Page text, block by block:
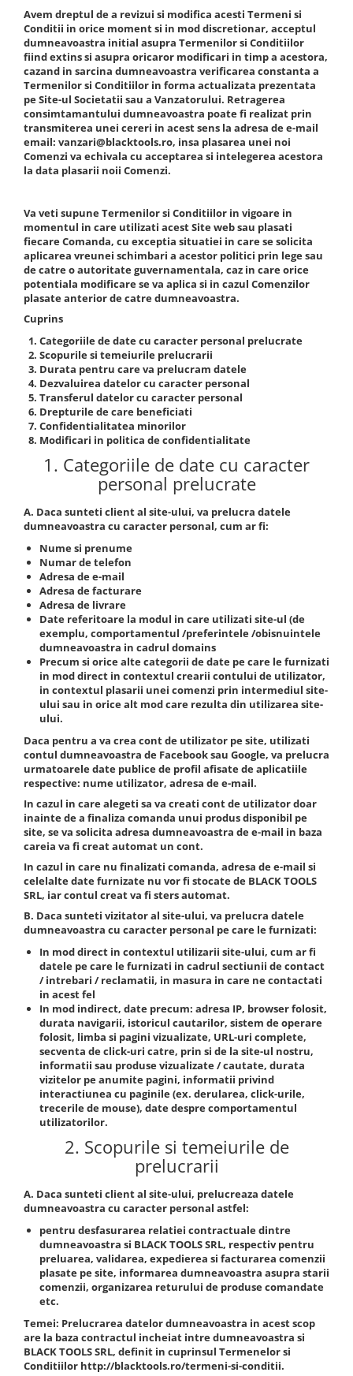
Tig-Wig
Pompe si Cilindri Hidraulici
Prese pentru arcuri
Redresoare,Roboti Pornire,Cabluri
Curent
Schimb ulei
Accesorii schimb ulei
Chei buson baie ulei
Scule Ajutatoare
Scule De Mana si Unelte
Aparate de nituit si capsat
Burghie
Capsatoare tapiterie
Chei de Forta
Chei Dinamometrice
Ciocane Dalti si Dornuri
Gresoare
Reparat Filete
Scule Electrice
Aeroterme si Incalzitoare
Aparate de spalat cu presiune
Lampi si Lanterne
Masini de insurubat si gaurit
Masini de polishat
Pistoale aer cald
Pistoale de lipit
Pistoale electrice de impact
Polizoare unghiulare
Rindele
Slefuitoare electrice
Scule fixare distributie
Audi
Bmw
Chevrolet
Chrysler
Citroen
Dacia
Fiat
Ford
Jaguar
Jeep
Lancia
Land Rover
Mazda
Mercedes
Nissan
Peugeot
Renault
Skoda
Universale
Volkswagen
Scule pentru tinichigerie
Scule Pneumatice
Accesorii Pneumatice
Avem dreptul de a revizui si modifica acesti Termeni si
Conditii in orice moment si in mod discretionar, acceptul
dumneavoastra initial asupra Termenilor si Conditiilor
fiind extins si asupra oricaror modificari in timp a acestora,
cazand in sarcina dumneavoastra verificarea constanta a
Termenilor si Conditiilor in forma actualizata prezentata
pe Site-ul Societatii sau a Vanzatorului. Retragerea
consimtamantului dumneavoastra poate fi realizat prin
transmiterea unei cereri in acest sens la adresa de e-mail
email: vanzari@blacktools.ro, insa plasarea unei noi
Comenzi va echivala cu acceptarea si intelegerea acestora
la data plasarii noii Comenzi.
Va veti supune Termenilor si Conditiilor in vigoare in
momentul in care utilizati acest Site web sau plasati
fiecare Comanda, cu exceptia situatiei in care se solicita
aplicarea vreunei schimbari a acestor politici prin lege sau
de catre o autoritate guvernamentala, caz in care orice
potentiala modificare se va aplica si in cazul Comenzilor
plasate anterior de catre dumneavoastra.
Cuprins
Categoriile de date cu caracter personal prelucrate
Scopurile si temeiurile prelucrarii
Durata pentru care va prelucram datele
Dezvaluirea datelor cu caracter personal
Transferul datelor cu caracter personal
Drepturile de care beneficiati
Confidentialitatea minorilor
Modificari in politica de confidentialitate
1. Categoriile de date cu caracter
personal prelucrate
A. Daca sunteti client al site-ului, va prelucra datele
dumneavoastra cu caracter personal, cum ar fi:
Nume si prenume
Numar de telefon
Adresa de e-mail
Adresa de facturare
Adresa de livrare
Date referitoare la modul in care utilizati site-ul (de
exemplu, comportamentul /preferintele /obisnuintele
dumneavoastra in cadrul domains
Precum si orice alte categorii de date pe care le furnizati
in mod direct in contextul crearii contului de utilizator,
in contextul plasarii unei comenzi prin intermediul site-
ului sau in orice alt mod care rezulta din utilizarea site-
ului.
Daca pentru a va crea cont de utilizator pe site, utilizati
contul dumneavoastra de Facebook sau Google, va prelucra
urmatoarele date publice de profil afisate de aplicatiile
respective: nume utilizator, adresa de e-mail.
In cazul in care alegeti sa va creati cont de utilizator doar
inainte de a finaliza comanda unui produs disponibil pe
site, se va solicita adresa dumneavoastra de e-mail in baza
careia va fi creat automat un cont.
In cazul in care nu finalizati comanda, adresa de e-mail si
celelalte date furnizate nu vor fi stocate de BLACK TOOLS
SRL, iar contul creat va fi sters automat.
B. Daca sunteti vizitator al site-ului, va prelucra datele
dumneavoastra cu caracter personal pe care le furnizati:
In mod direct in contextul utilizarii site-ului, cum ar fi
datele pe care le furnizati in cadrul sectiunii de contact
/ intrebari / reclamatii, in masura in care ne contactati
in acest fel
In mod indirect, date precum: adresa IP, browser folosit,
durata navigarii, istoricul cautarilor, sistem de operare
folosit, limba si pagini vizualizate, URL-uri complete,
secventa de click-uri catre, prin si de la site-ul nostru,
informatii sau produse vizualizate / cautate, durata
vizitelor pe anumite pagini, informatii privind
interactiunea cu paginile (ex. derularea, click-urile,
trecerile de mouse), date despre comportamentul
utilizatorilor.
2. Scopurile si temeiurile de
prelucrarii
A. Daca sunteti client al site-ului, prelucreaza datele
dumneavoastra cu caracter personal astfel:
pentru desfasurarea relatiei contractuale dintre
dumneavoastra si BLACK TOOLS SRL, respectiv pentru
preluarea, validarea, expedierea si facturarea comenzii
plasate pe site, informarea dumneavoastra asupra starii
comenzii, organizarea returului de produse comandate
etc.
Temei: Prelucrarea datelor dumneavoastra in acest scop
are la baza contractul incheiat intre dumneavoastra si
BLACK TOOLS SRL, definit in cuprinsul Termenelor si
Conditiilor http://blacktools.ro/termeni-si-conditii.